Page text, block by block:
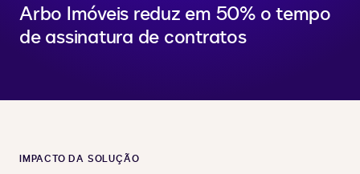
Arbo Imóveis reduz em 50% o tempo
de assinatura de contratos
IMPACTO DA SOLUÇÃO